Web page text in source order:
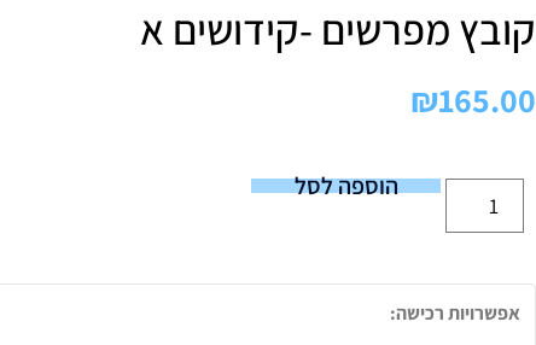
קובץ מפרשים -קידושים א
₪165.00
הוספה לסל
אפשרויות רכישה: